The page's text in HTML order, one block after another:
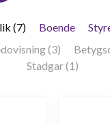
(7) Boende
(3)
Stadgar (1)